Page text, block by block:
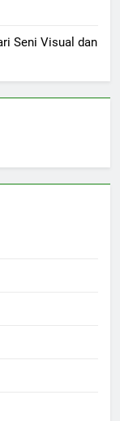
Seni Visual dan